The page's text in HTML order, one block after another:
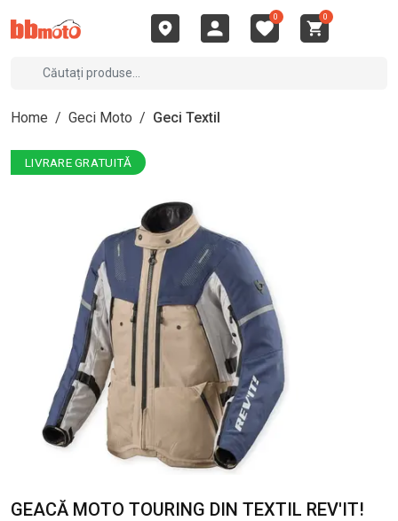
0 0
Home / Geci Moto / Geci Textil
LIVRARE GRATUITĂ
GEACĂ MOTO TOURING DIN TEXTIL REV'IT!